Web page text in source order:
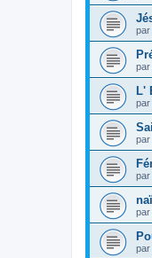
par
par
L'
par
par
par
par
par